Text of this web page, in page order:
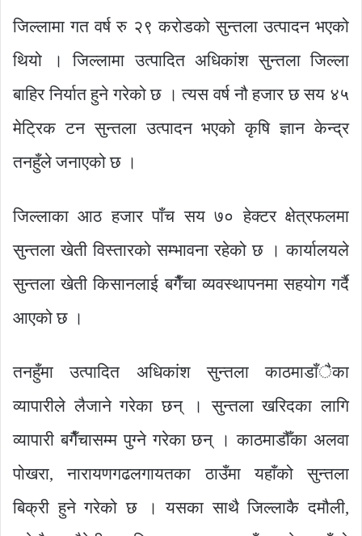
जिल्लामा गत वर्ष रु २९ करोडको सुन्तला उत्पादन भएको
थियो । जिल्लामा उत्पादित अधिकांश सुन्तला जिल्ला
बाहिर निर्यात हुने गरेको छ । त्यस वर्ष नौ हजार छ सय ४५
मेट्रिक टन सुन्तला उत्पादन भएको कृषि ज्ञान केन्द्र
तनहुँले जनाएको छ ।
जिल्लाका आठ हजार पाँच सय ७० हेक्टर क्षेत्रफलमा
सुन्तला खेती विस्तारको सम्भावना रहेको छ । कार्यालयले
सुन्तला खेती किसानलाई बगैँचा व्यवस्थापनमा सहयोग गर्दै
आएको छ ।
तनहुँमा उत्पादित अधिकांश सुन्तला काठमाडाँैका
व्यापारीले लैजाने गरेका छन् । सुन्तला खरिदका लागि
व्यापारी बगैँचासम्म पुग्ने गरेका छन् । काठमाडौँका अलवा
पोखरा, नारायणगढलगायतका ठाउँमा यहाँको सुन्तला
बिक्री हुने गरेको छ । यसका साथै जिल्लाकै दमौली,